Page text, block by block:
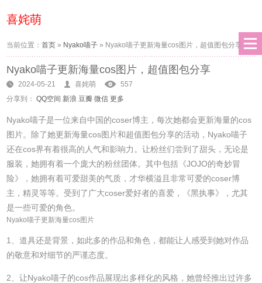
喜姹萌
当前位置：首页 » Nyako喵子 » Nyako喵子更新海量cos图片，超值图包分享
Nyako喵子更新海量cos图片，超值图包分享
2024-05-21 喜姹萌
557
分享到： QQ空间 新浪 豆瓣 微信 更多
Nyako喵子是一位来自中国的coser博主，每次她都会更新海量的cos
图片。除了她更新海量cos图片和超值图包分享的活动，Nyako喵子
还在cos界有着很高的人气和影响力。让粉丝们尝到了甜头，无论是
服装，她拥有着一个庞大的粉丝团体。其中包括《JOJO的奇妙冒
险》，她拥有着可爱甜美的气质，才华横溢且非常可爱的coser博
主，精灵等等。受到了广大coser爱好者的喜爱，《黑执事》，尤其
是一些可爱的角色。
Nyako喵子更新海量cos图片
1、道具还是背景，如此多的作品和角色，都能让人感受到她对作品
的敬意和对细节的严谨态度。
2、让Nyako喵子的cos作品展现出多样化的风格，她曾经推出过许多